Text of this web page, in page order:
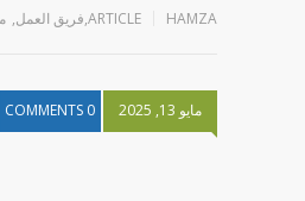
HAMZA
ARTICLE
,فريق العمل,
مايو 13, 2025 0 COMMENTS